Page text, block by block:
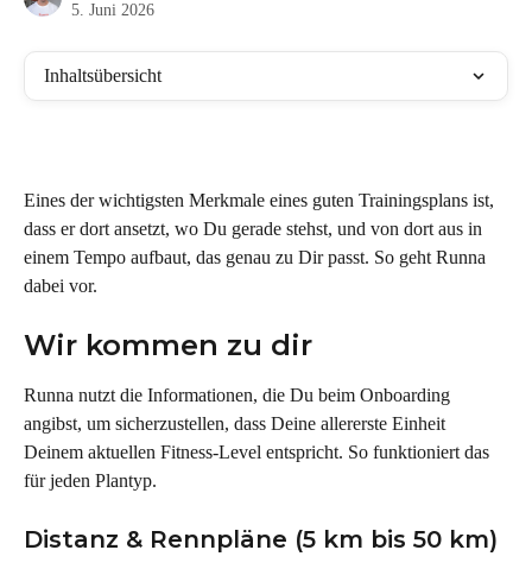
5. Juni 2026
Inhaltsübersicht
Eines der wichtigsten Merkmale eines guten Trainingsplans ist,
dass er dort ansetzt, wo Du gerade stehst, und von dort aus in
einem Tempo aufbaut, das genau zu Dir passt. So geht Runna
dabei vor.
Wir kommen zu dir
Runna nutzt die Informationen, die Du beim Onboarding
angibst, um sicherzustellen, dass Deine allererste Einheit
Deinem aktuellen Fitness-Level entspricht. So funktioniert das
für jeden Plantyp.
Distanz & Rennpläne (5 km bis 50 km)